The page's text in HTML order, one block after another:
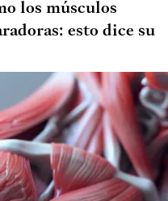
los músculos
esto dice su